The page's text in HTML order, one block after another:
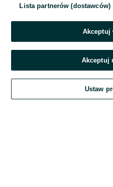
Kontynuując za pośrednictwem
Lista partnerów (dostawców)
Akceptuj
Akceptuj
Ustaw